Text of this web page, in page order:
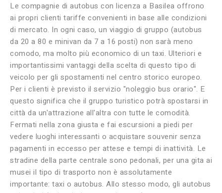
Le compagnie di autobus con licenza a Basilea offrono
ai propri clienti tariffe convenienti in base alle condizioni
di mercato. In ogni caso, un viaggio di gruppo (autobus
da 20 a 80 e minivan da 7 a 16 posti) non sarà meno
comodo, ma molto più economico di un taxi. Ulteriori e
importantissimi vantaggi della scelta di questo tipo di
veicolo per gli spostamenti nel centro storico europeo.
Per i clienti è previsto il servizio "noleggio bus orario". E
questo significa che il gruppo turistico potrà spostarsi in
città da un'attrazione all'altra con tutte le comodità.
Fermati nella zona giusta e fai escursioni a piedi per
vedere luoghi interessanti o acquistare souvenir senza
pagamenti in eccesso per attese e tempi di inattività. Le
stradine della parte centrale sono pedonali, per una gita ai
musei il tipo di trasporto non è assolutamente
importante: taxi o autobus. Allo stesso modo, gli autobus